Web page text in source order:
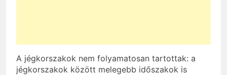
A jégkorszakok nem folyamatosan tartottak: a
jégkorszakok között melegebb időszakok is